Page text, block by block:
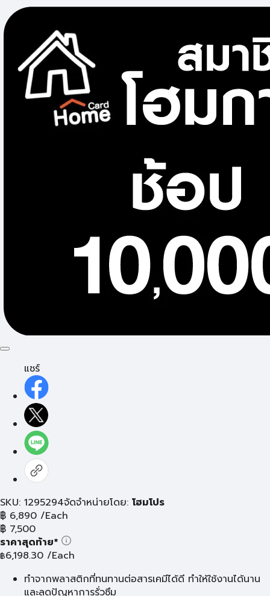
แชร์
SKU: 1295294จัดจำหน่ายโดย: โฮมโปร
฿ 6,890 /Each
฿ 7,500
ราคาสุดท้าย*
฿6,198.30 /Each
ทำจากพลาสติกที่ทนทานต่อสารเคมีได้ดี ทำให้ใช้งานได้นาน
และลดปัญหาการรั่วซึม